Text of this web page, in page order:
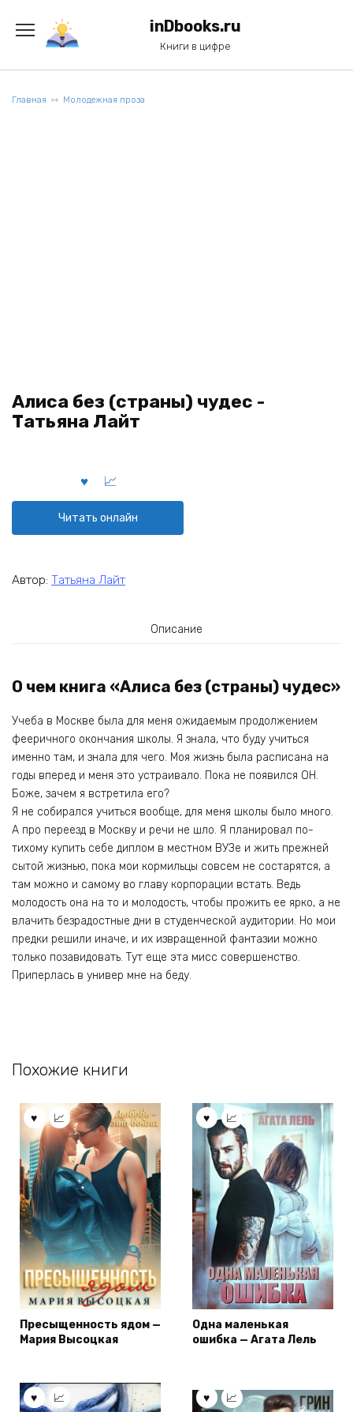
содержанию
inDbooks.ru
Книги в цифре
Главная Молодежная проза
Алиса без (страны) чудес -
Татьяна Лайт
Читать онлайн
Автор: Татьяна Лайт
Описание
О чем книга «Алиса без (страны) чудес»
Учеба в Москве была для меня ожидаемым продолжением
фееричного окончания школы. Я знала, что буду учиться
именно там, и знала для чего. Моя жизнь была расписана на
годы вперед и меня это устраивало. Пока не появился ОН.
Боже, зачем я встретила его?
Я не собирался учиться вообще, для меня школы было много.
А про переезд в Москву и речи не шло. Я планировал по-
тихому купить себе диплом в местном ВУЗе и жить прежней
сытой жизнью, пока мои кормильцы совсем не состарятся, а
там можно и самому во главу корпорации встать. Ведь
молодость она на то и молодость, чтобы прожить ее ярко, а не
влачить безрадостные дни в студенческой аудитории. Но мои
предки решили иначе, и их извращенной фантазии можно
только позавидовать. Тут еще эта мисс совершенство.
Приперлась в универ мне на беду.
Похожие книги
Пресыщенность ядом —
Мария Высоцкая
Одна маленькая
ошибка — Агата Лель